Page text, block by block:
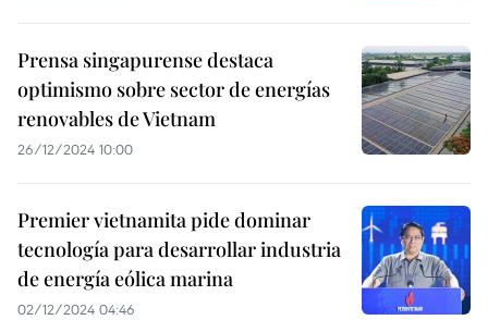
Prensa singapurense destaca
optimismo sobre sector de energías
renovables de Vietnam
26/12/2024 10:00
Premier vietnamita pide dominar
tecnología para desarrollar industria
de energía eólica marina
02/12/2024 04:46